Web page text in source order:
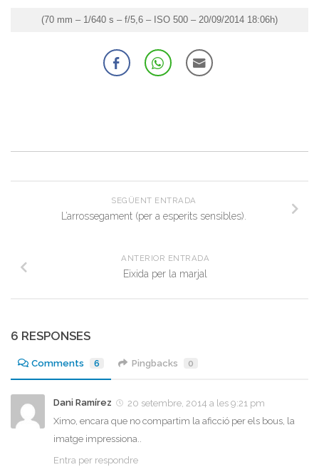
(70 mm – 1/640 s – f/5,6 – ISO 500 – 20/09/2014 18:06h)
SEGÜENT ENTRADA
L’arrossegament (per a esperits sensibles).
ANTERIOR ENTRADA
Eixida per la marjal
6 RESPONSES
Comments 6 Pingbacks 0
Dani Ramírez
20 setembre, 2014 a les 9:21 pm
Ximo, encara que no compartim la aficció per els bous, la
imatge impressiona..
Entra per respondre